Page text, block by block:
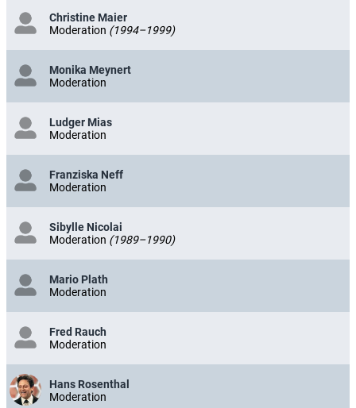
Christine Maier
Moderation (1994–1999)
Monika Meynert
Moderation
Ludger Mias
Moderation
Franziska Neff
Moderation
Sibylle Nicolai
Moderation (1989–1990)
Mario Plath
Moderation
Fred Rauch
Moderation
Hans Rosenthal
Moderation